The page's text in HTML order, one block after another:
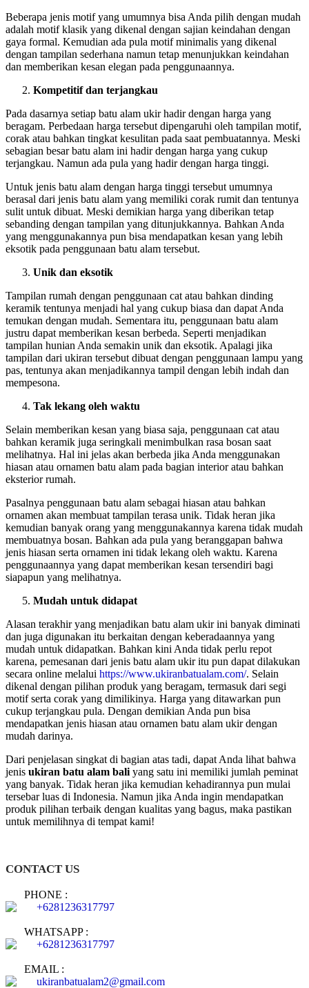
Beberapa jenis motif yang umumnya bisa Anda pilih dengan mudah
adalah motif klasik yang dikenal dengan sajian keindahan dengan
gaya formal. Kemudian ada pula motif minimalis yang dikenal
dengan tampilan sederhana namun tetap menunjukkan keindahan
dan memberikan kesan elegan pada penggunaannya.
Kompetitif dan terjangkau
Pada dasarnya setiap batu alam ukir hadir dengan harga yang
beragam. Perbedaan harga tersebut dipengaruhi oleh tampilan motif,
corak atau bahkan tingkat kesulitan pada saat pembuatannya. Meski
sebagian besar batu alam ini hadir dengan harga yang cukup
terjangkau. Namun ada pula yang hadir dengan harga tinggi.
Untuk jenis batu alam dengan harga tinggi tersebut umumnya
berasal dari jenis batu alam yang memiliki corak rumit dan tentunya
sulit untuk dibuat. Meski demikian harga yang diberikan tetap
sebanding dengan tampilan yang ditunjukkannya. Bahkan Anda
yang menggunakannya pun bisa mendapatkan kesan yang lebih
eksotik pada penggunaan batu alam tersebut.
Unik dan eksotik
Tampilan rumah dengan penggunaan cat atau bahkan dinding
keramik tentunya menjadi hal yang cukup biasa dan dapat Anda
temukan dengan mudah. Sementara itu, penggunaan batu alam
justru dapat memberikan kesan berbeda. Seperti menjadikan
tampilan hunian Anda semakin unik dan eksotik. Apalagi jika
tampilan dari ukiran tersebut dibuat dengan penggunaan lampu yang
pas, tentunya akan menjadikannya tampil dengan lebih indah dan
mempesona.
Tak lekang oleh waktu
Selain memberikan kesan yang biasa saja, penggunaan cat atau
bahkan keramik juga seringkali menimbulkan rasa bosan saat
melihatnya. Hal ini jelas akan berbeda jika Anda menggunakan
hiasan atau ornamen batu alam pada bagian interior atau bahkan
eksterior rumah.
Pasalnya penggunaan batu alam sebagai hiasan atau bahkan
ornamen akan membuat tampilan terasa unik. Tidak heran jika
kemudian banyak orang yang menggunakannya karena tidak mudah
membuatnya bosan. Bahkan ada pula yang beranggapan bahwa
jenis hiasan serta ornamen ini tidak lekang oleh waktu. Karena
penggunaannya yang dapat memberikan kesan tersendiri bagi
siapapun yang melihatnya.
Mudah untuk didapat
Alasan terakhir yang menjadikan batu alam ukir ini banyak diminati
dan juga digunakan itu berkaitan dengan keberadaannya yang
mudah untuk didapatkan. Bahkan kini Anda tidak perlu repot
karena, pemesanan dari jenis batu alam ukir itu pun dapat dilakukan
secara online melalui https://www.ukiranbatualam.com/. Selain
dikenal dengan pilihan produk yang beragam, termasuk dari segi
motif serta corak yang dimilikinya. Harga yang ditawarkan pun
cukup terjangkau pula. Dengan demikian Anda pun bisa
mendapatkan jenis hiasan atau ornamen batu alam ukir dengan
mudah darinya.
Dari penjelasan singkat di bagian atas tadi, dapat Anda lihat bahwa
jenis ukiran batu alam bali yang satu ini memiliki jumlah peminat
yang banyak. Tidak heran jika kemudian kehadirannya pun mulai
tersebar luas di Indonesia. Namun jika Anda ingin mendapatkan
produk pilihan terbaik dengan kualitas yang bagus, maka pastikan
untuk memilihnya di tempat kami!
CONTACT US
PHONE :
+6281236317797
WHATSAPP :
+6281236317797
EMAIL :
ukiranbatualam2@gmail.com